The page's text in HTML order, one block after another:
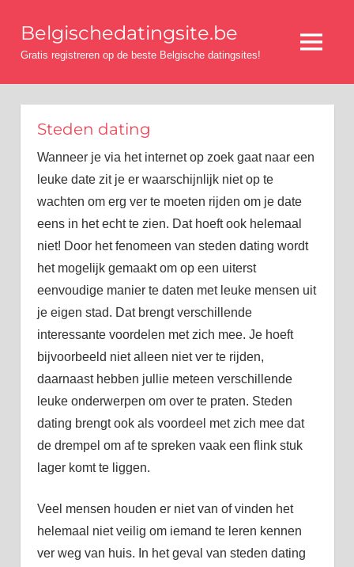
naarBelgischedatingsite.be
Gratis registreren op de beste Belgische datingsites! Menu
Steden dating
Wanneer je via het internet op zoek gaat naar een
leuke date zit je er waarschijnlijk niet op te
wachten om erg ver te moeten rijden om je date
eens in het echt te zien. Dat hoeft ook helemaal
niet! Door het fenomeen van steden dating wordt
het mogelijk gemaakt om op een uiterst
eenvoudige manier te daten met leuke mensen uit
je eigen stad. Dat brengt verschillende
interessante voordelen met zich mee. Je hoeft
bijvoorbeeld niet alleen niet ver te rijden,
daarnaast hebben jullie meteen verschillende
leuke onderwerpen om over te praten. Steden
dating brengt ook als voordeel met zich mee dat
de drempel om af te spreken vaak een flink stuk
lager komt te liggen.
Veel mensen houden er niet van of vinden het
helemaal niet veilig om iemand te leren kennen
ver weg van huis. In het geval van steden dating